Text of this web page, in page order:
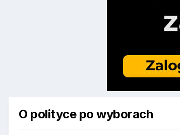
O polityce po wyborach